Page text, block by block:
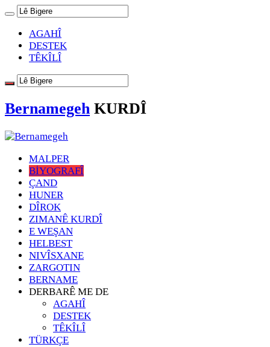
AGAHÎ
DESTEK
TÊKÎLÎ
Bernamegeh KURDÎ
MALPER
BİYOGRAFÎ
ÇAND
HUNER
DÎROK
ZIMANÊ KURDÎ
E WEŞAN
HELBEST
NIVÎSXANE
ZARGOTIN
BERNAME
DERBARÊ ME DE
AGAHÎ
DESTEK
TÊKÎLÎ
TÜRKÇE